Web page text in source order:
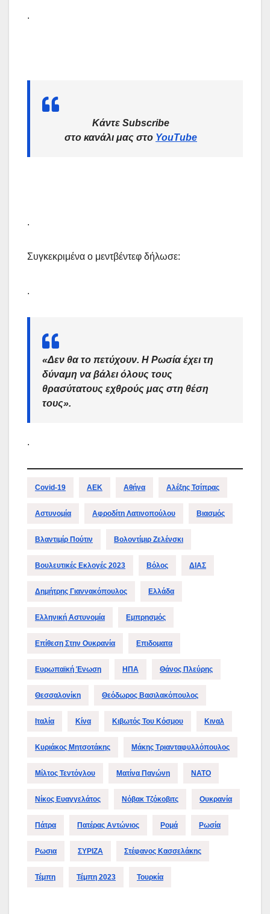
.
Κάντε Subscribe
στο κανάλι μας στο YouTube
.
Συγκεκριμένα ο μεντβέντεφ δήλωσε:
.
«Δεν θα το πετύχουν. Η Ρωσία έχει τη
δύναμη να βάλει όλους τους
θρασύτατους εχθρούς μας στη θέση
τους».
.
Covid-19 ΑΕΚ Αθήνα Αλέξης Τσίπρας
Αστυνομία Αφροδίτη Λατινοπούλου Βιασμός
Βλαντιμίρ Πούτιν Βολοντίμιρ Ζελένσκι
Βουλευτικές Εκλογές 2023 Βόλος ΔΙΑΣ
Δημήτρης Γιαννακόπουλος Ελλάδα
Ελληνική Αστυνομία Εμπρησμός
Επίθεση Στην Ουκρανία Επιδοματα
Ευρωπαϊκή Ένωση ΗΠΑ Θάνος Πλεύρης
Θεσσαλονίκη Θεόδωρος Βασιλακόπουλος
Ιταλία Κίνα Κιβωτός Του Κόσμου Κιναλ
Κυριάκος Μητσοτάκης Μάκης Τριανταφυλλόπουλος
Μίλτος Τεντόγλου Ματίνα Παγώνη ΝΑΤΟ
Νίκος Ευαγγελάτος Νόβακ Τζόκοβιτς Ουκρανία
Πάτρα Πατέρας Αντώνιος Ρομά Ρωσία
Ρωσια ΣΥΡΙΖΑ Στέφανος Κασσελάκης
Τέμπη Τέμπη 2023 Τουρκία